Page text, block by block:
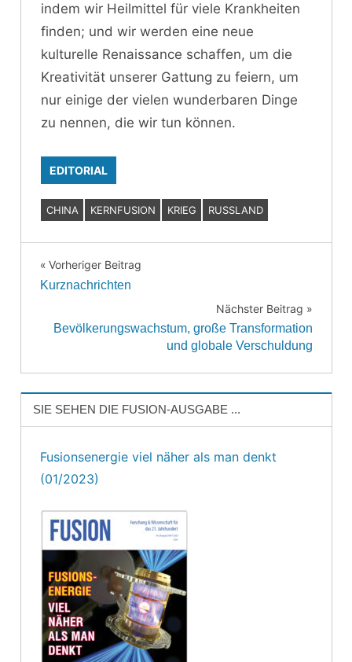
indem wir Heilmittel für viele Krankheiten
finden; und wir werden eine neue
kulturelle Renaissance schaffen, um die
Kreativität unserer Gattung zu feiern, um
nur einige der vielen wunderbaren Dinge
zu nennen, die wir tun können.
EDITORIAL
CHINA KERNFUSION KRIEG RUSSLAND
Beitragsnavigation
Vorheriger Beitrag
Kurznachrichten
Nächster Beitrag
Bevölkerungswachstum, große Transformation
und globale Verschuldung
SIE SEHEN DIE FUSION-AUSGABE ...
Fusionsenergie viel näher als man denkt
(01/2023)